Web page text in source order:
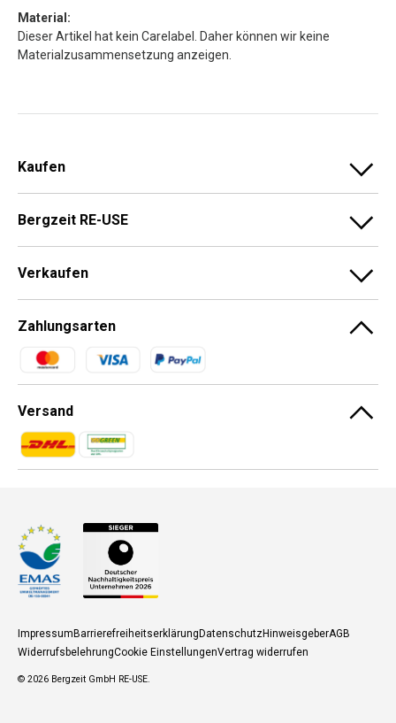
Material:
Dieser Artikel hat kein Carelabel. Daher können wir keine
Materialzusammensetzung anzeigen.
Kaufen
Bergzeit RE-USE
Verkaufen
Zahlungsarten
Zahlungsmethoden
Versand
Zahlungsmethoden
Zahlungsmethoden
ImpressumBarrierefreiheitserklärungDatenschutzHinweisgeberAGB
WiderrufsbelehrungCookie EinstellungenVertrag widerrufen
© 2026 Bergzeit GmbH RE-USE.